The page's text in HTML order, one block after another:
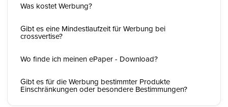
Was kostet Werbung?
Gibt es eine Mindestlaufzeit für Werbung bei
crossvertise?
Wo finde ich meinen ePaper - Download?
Gibt es für die Werbung bestimmter Produkte
Einschränkungen oder besondere Bestimmungen?